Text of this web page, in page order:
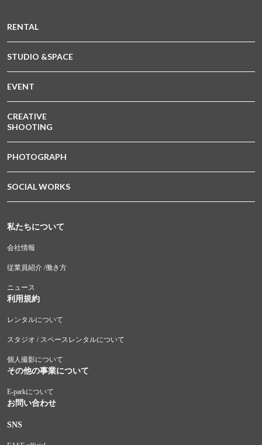
RENTAL
STUDIO &SPACE
EVENT
CREATIVE
SHOOTING
PHOTOGRAPH
SOCIAL WORKS
私たちについて
会社情報
従業員紹介 /働き方
ニュース
利用規約
レンタルについて
スタジオ / スペースレンタルについて
個人撮影について
その他の事業について
E-parkについて
お問い合わせ
SNS